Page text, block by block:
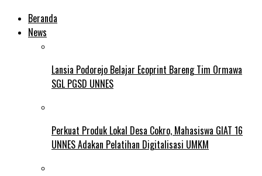
Beranda
News
Lansia Podorejo Belajar Ecoprint Bareng Tim Ormawa
SGL PGSD UNNES
Perkuat Produk Lokal Desa Cokro, Mahasiswa GIAT 16
UNNES Adakan Pelatihan Digitalisasi UMKM